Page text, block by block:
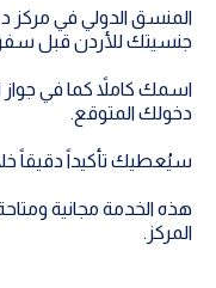
المنسق الدولي في
جنسيتك للأردن قبل
اسمك كاملاً كما في جواز
دخولك المتوقع.
سيُعطيك تأكيداً دقيقاً
هذه الخدمة مجانية
المركز.